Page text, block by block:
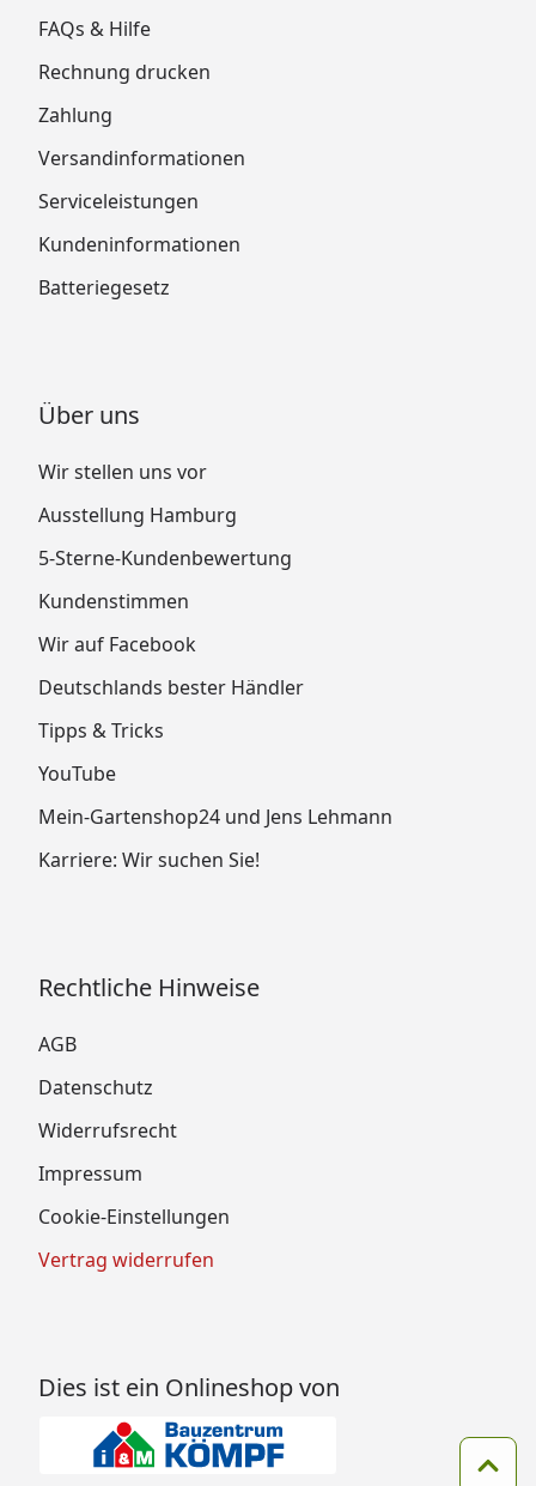
FAQs & Hilfe
Rechnung drucken
Zahlung
Versandinformationen
Serviceleistungen
Kundeninformationen
Batteriegesetz
Über uns
Wir stellen uns vor
Ausstellung Hamburg
5-Sterne-Kundenbewertung
Kundenstimmen
Wir auf Facebook
Deutschlands bester Händler
Tipps & Tricks
YouTube
Mein-Gartenshop24 und Jens Lehmann
Karriere: Wir suchen Sie!
Rechtliche Hinweise
AGB
Datenschutz
Widerrufsrecht
Impressum
Cookie-Einstellungen
Vertrag widerrufen
Dies ist ein Onlineshop von